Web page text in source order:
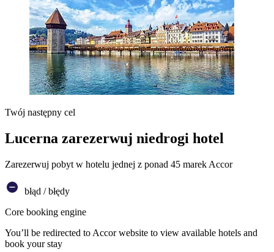
Twój następny cel
Lucerna zarezerwuj niedrogi hotel
Zarezerwuj pobyt w hotelu jednej z ponad 45 marek Accor
błąd / błędy
Core booking engine
You’ll be redirected to Accor website to view available hotels and
book your stay